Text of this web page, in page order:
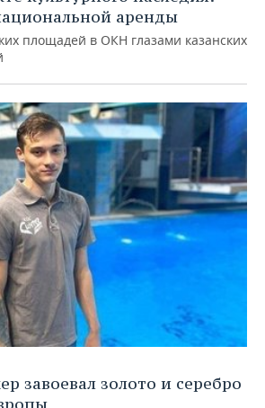
аренды
площадей в ОКН глазами казанских
завоевал золото и серебро